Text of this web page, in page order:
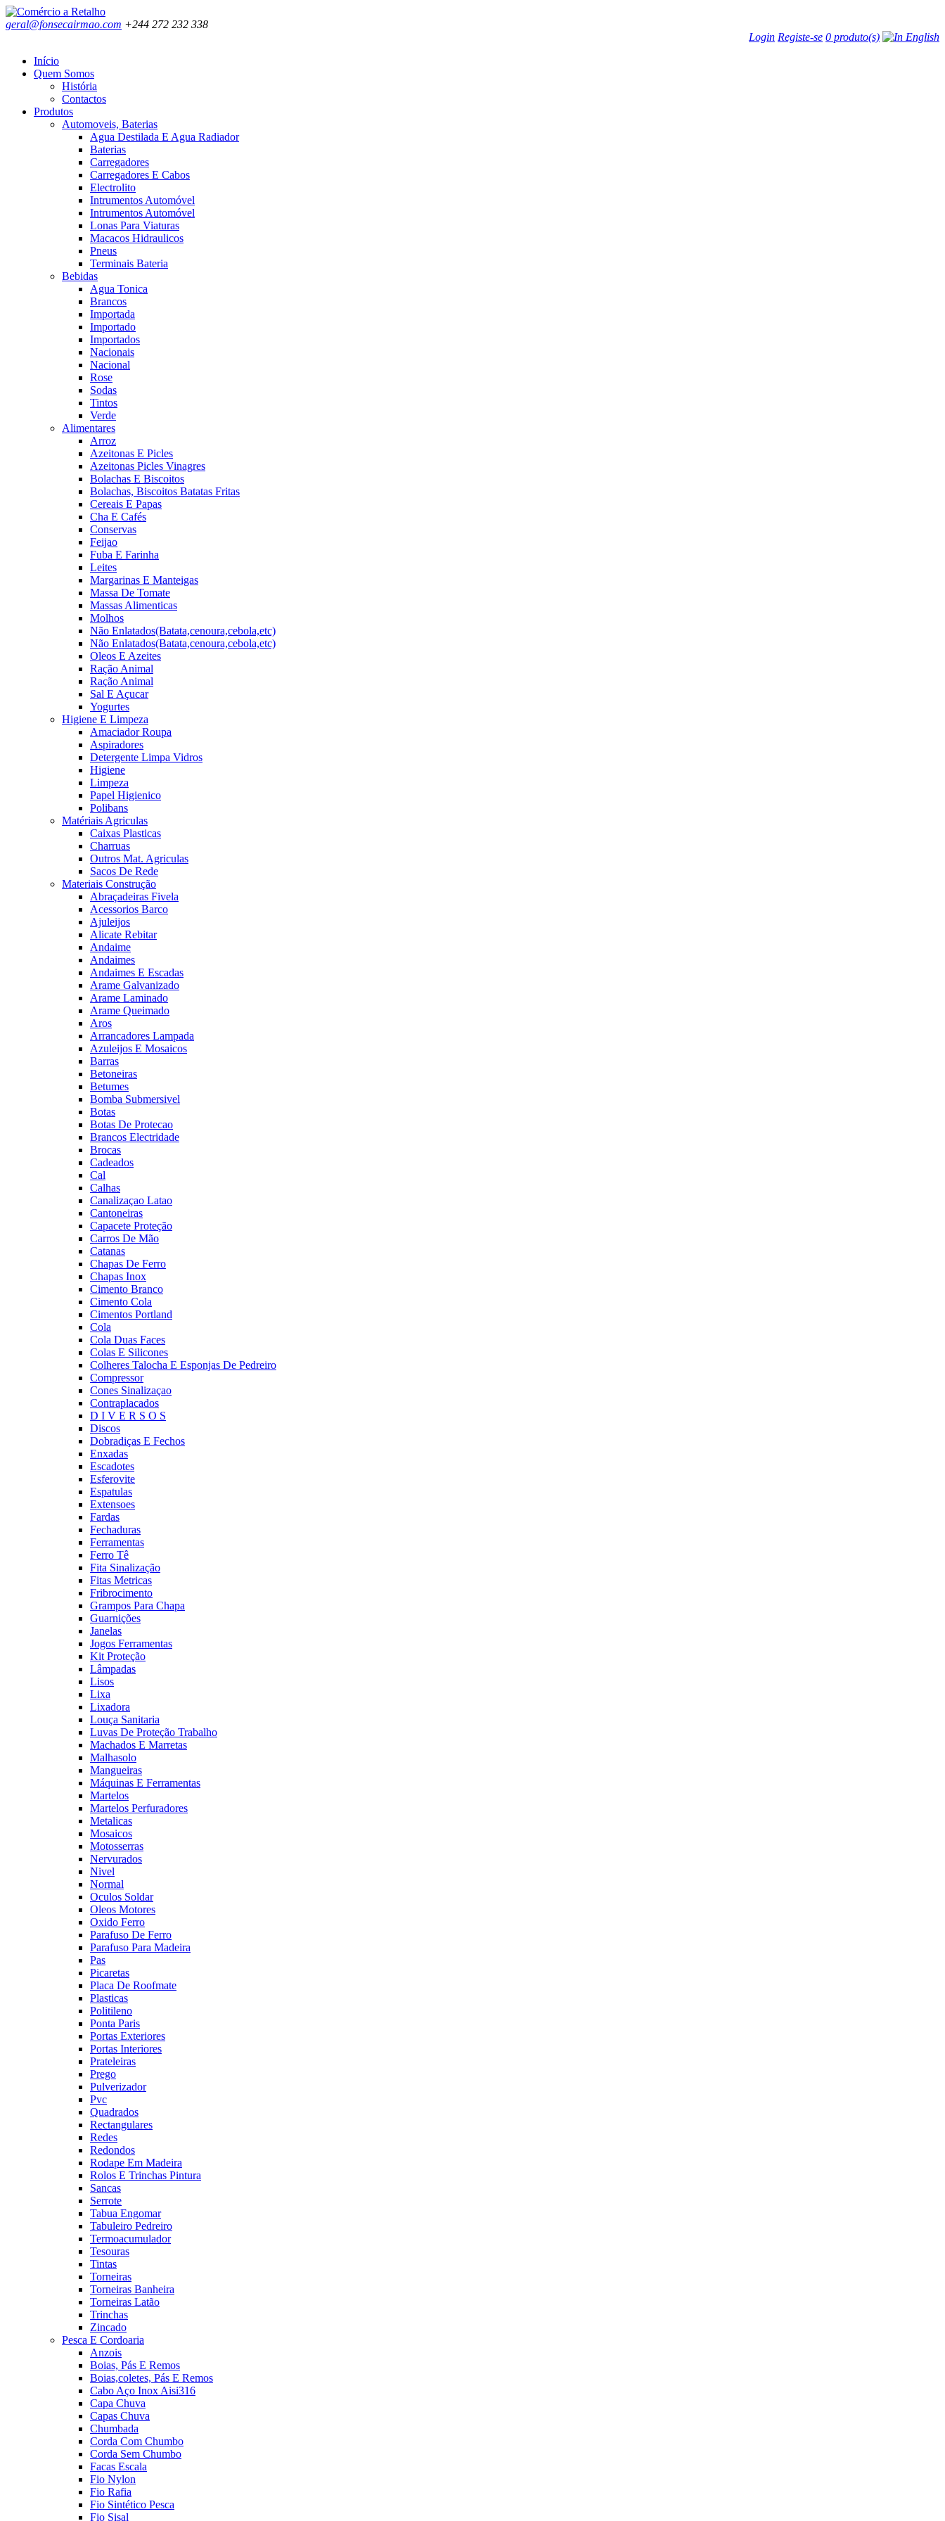
geral@fonsecairmao.com +244 272 232 338
Login Registe-se 0 produto(s)
Início
Quem Somos
História
Contactos
Produtos
Automoveis, Baterias
Agua Destilada E Agua Radiador
Baterias
Carregadores
Carregadores E Cabos
Electrolito
Intrumentos Automóvel
Intrumentos Automóvel
Lonas Para Viaturas
Macacos Hidraulicos
Pneus
Terminais Bateria
Bebidas
Agua Tonica
Brancos
Importada
Importado
Importados
Nacionais
Nacional
Rose
Sodas
Tintos
Verde
Alimentares
Arroz
Azeitonas E Picles
Azeitonas Picles Vinagres
Bolachas E Biscoitos
Bolachas, Biscoitos Batatas Fritas
Cereais E Papas
Cha E Cafés
Conservas
Feijao
Fuba E Farinha
Leites
Margarinas E Manteigas
Massa De Tomate
Massas Alimenticas
Molhos
Não Enlatados(Batata,cenoura,cebola,etc)
Não Enlatados(Batata,cenoura,cebola,etc)
Oleos E Azeites
Ração Animal
Ração Animal
Sal E Açucar
Yogurtes
Higiene E Limpeza
Amaciador Roupa
Aspiradores
Detergente Limpa Vidros
Higiene
Limpeza
Papel Higienico
Polibans
Matériais Agriculas
Caixas Plasticas
Charruas
Outros Mat. Agriculas
Sacos De Rede
Materiais Construção
Abraçadeiras Fivela
Acessorios Barco
Ajuleijos
Alicate Rebitar
Andaime
Andaimes
Andaimes E Escadas
Arame Galvanizado
Arame Laminado
Arame Queimado
Aros
Arrancadores Lampada
Azuleijos E Mosaicos
Barras
Betoneiras
Betumes
Bomba Submersivel
Botas
Botas De Protecao
Brancos Electridade
Brocas
Cadeados
Cal
Calhas
Canalizaçao Latao
Cantoneiras
Capacete Proteção
Carros De Mão
Catanas
Chapas De Ferro
Chapas Inox
Cimento Branco
Cimento Cola
Cimentos Portland
Cola
Cola Duas Faces
Colas E Silicones
Colheres Talocha E Esponjas De Pedreiro
Compressor
Cones Sinalizaçao
Contraplacados
D I V E R S O S
Discos
Dobradiças E Fechos
Enxadas
Escadotes
Esferovite
Espatulas
Extensoes
Fardas
Fechaduras
Ferramentas
Ferro Tê
Fita Sinalização
Fitas Metricas
Fribrocimento
Grampos Para Chapa
Guarnições
Janelas
Jogos Ferramentas
Kit Proteção
Lâmpadas
Lisos
Lixa
Lixadora
Louça Sanitaria
Luvas De Proteção Trabalho
Machados E Marretas
Malhasolo
Mangueiras
Máquinas E Ferramentas
Martelos
Martelos Perfuradores
Metalicas
Mosaicos
Motosserras
Nervurados
Nivel
Normal
Oculos Soldar
Oleos Motores
Oxido Ferro
Parafuso De Ferro
Parafuso Para Madeira
Pas
Picaretas
Placa De Roofmate
Plasticas
Politileno
Ponta Paris
Portas Exteriores
Portas Interiores
Prateleiras
Prego
Pulverizador
Pvc
Quadrados
Rectangulares
Redes
Redondos
Rodape Em Madeira
Rolos E Trinchas Pintura
Sancas
Serrote
Tabua Engomar
Tabuleiro Pedreiro
Termoacumulador
Tesouras
Tintas
Torneiras
Torneiras Banheira
Torneiras Latão
Trinchas
Zincado
Pesca E Cordoaria
Anzois
Boias, Pás E Remos
Boias,coletes, Pás E Remos
Cabo Aço Inox Aisi316
Capa Chuva
Capas Chuva
Chumbada
Corda Com Chumbo
Corda Sem Chumbo
Facas Escala
Fio Nylon
Fio Rafia
Fio Sintético Pesca
Fio Sisal